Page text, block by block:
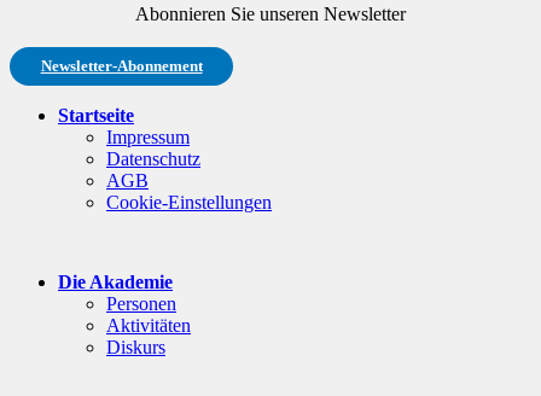
Abonnieren Sie unseren Newsletter
Newsletter-Abonnement
Startseite
Impressum
Datenschutz
AGB
Cookie-Einstellungen
Die Akademie
Personen
Aktivitäten
Diskurs